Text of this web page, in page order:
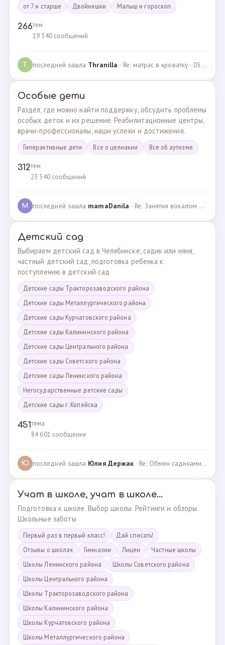
от 7 и старше
Двойняшки Малыш и гороскоп
266тем
19 340 сообщений
T последней зашла Thranilla · Re: матрас в кроватку · 05.05.2024
Особые дети
Раздел, где можно найти поддержку, обсудить проблемы
особых деток и их решение. Реабилитационные центры,
врачи-профессионалы, наши успехи и достижения.
Гиперактивные дети Все о целиакии Все об аутизме
312тем
23 540 сообщений
M последней зашла mamaDanila · Re: Занятия вокалом и танцами для подростков с мент… · 12.03.2025
Детский сад
Выбираем детский сад в Челябинске, садик или няня,
частный детский сад, подготовка ребенка к
поступлению в детский сад
Детские сады Тракторозаводского района
Детские сады Металлургического района
Детские сады Курчатовского района
Детские сады Калининского района
Детские сады Центрального района
Детские сады Советского района
Детские сады Ленинского района
Негосударственные детские сады
Детские сады г. Копейска
451тема
84 601 сообщение
Ю последней зашла Юлия Держак · Re: Обмен садиками, продажа путевок · 25.01.2023
Учат в школе, учат в школе...
Подготовка к школе. Выбор школы. Рейтинги и обзоры.
Школьные заботы
Первый раз в первый класс!
Дай списать!
Отзывы о школах
Гимназии Лицеи
Частные школы
Школы Ленинского района
Школы Советского района
Школы Центрального района
Школы Тракторозаводского района
Школы Калининского района
Школы Курчатовского района
Школы Металлургического района